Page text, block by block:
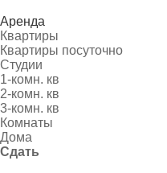
Аренда
Квартиры
Квартиры посуточно
Студии
1-комн. кв
2-комн. кв
3-комн. кв
Комнаты
Дома
Сдать